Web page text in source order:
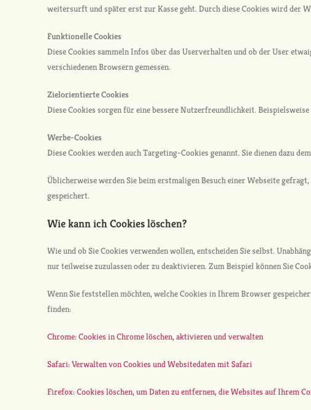
weitersurft und später erst zur Kasse geht. Durch diese Cookies wird der
Funktionelle Cookies
Diese Cookies sammeln Infos über das Userverhalten und ob der User
verschiedenen Browsern gemessen.
Zielorientierte Cookies
Diese Cookies sorgen für eine bessere Nutzerfreundlichkeit.
Werbe-Cookies
Diese Cookies werden auch Targeting-Cookies genannt. Sie dienen dazu
Üblicherweise werden Sie beim erstmaligen Besuch einer Webseite
gespeichert.
Wie kann ich Cookies löschen?
Wie und ob Sie Cookies verwenden wollen, entscheiden Sie selbst.
nur teilweise zuzulassen oder zu deaktivieren. Zum Beispiel können Sie
Wenn Sie feststellen möchten, welche Cookies in Ihrem Browser
finden:
Chrome: Cookies in Chrome löschen, aktivieren und verwalten
Safari: Verwalten von Cookies und Websitedaten mit Safari
Firefox: Cookies löschen, um Daten zu entfernen, die Websites auf Ihrem